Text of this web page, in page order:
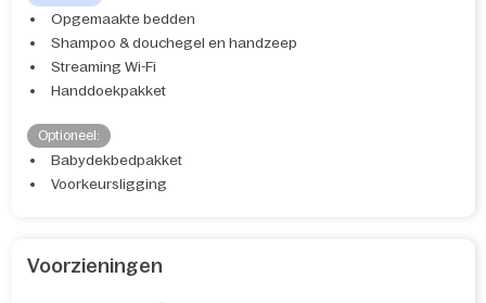
Opgemaakte bedden
Shampoo & douchegel en handzeep
Streaming Wi-Fi
Handdoekpakket
Optioneel:
Babydekbedpakket
Voorkeursligging
Voorzieningen